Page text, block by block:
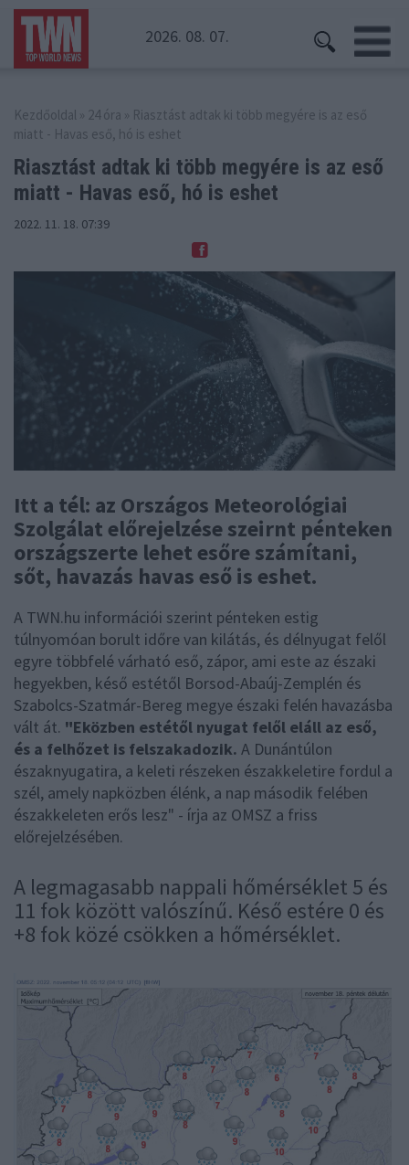
2026. 08. 07.
Kezdőoldal » 24 óra » Riasztást adtak ki több megyére is az eső
miatt - Havas eső, hó is eshet
Riasztást adtak ki több megyére is az eső
miatt - Havas eső, hó is eshet
2022. 11. 18. 07:39
Itt a tél: az Országos Meteorológiai
Szolgálat előrejelzése szeirnt pénteken
országszerte lehet esőre számítani,
sőt, havazás havas eső is eshet.
A TWN.hu információi szerint pénteken estig
túlnyomóan borult időre van kilátás, és délnyugat felől
egyre többfelé várható eső, zápor, ami este az északi
hegyekben, késő estétől Borsod-Abaúj-Zemplén és
Szabolcs-Szatmár-Bereg megye északi felén havazásba
vált át. "Eközben estétől nyugat felől eláll az eső,
és a felhőzet is felszakadozik. A Dunántúlon
északnyugatira, a keleti részeken északkeletire fordul a
szél, amely napközben élénk, a nap második felében
északkeleten erős lesz" - írja az OMSZ a friss
előrejelzésében.
A legmagasabb nappali hőmérséklet 5 és
11 fok között valószínű. Késő estére 0 és
+8 fok közé csökken a hőmérséklet.